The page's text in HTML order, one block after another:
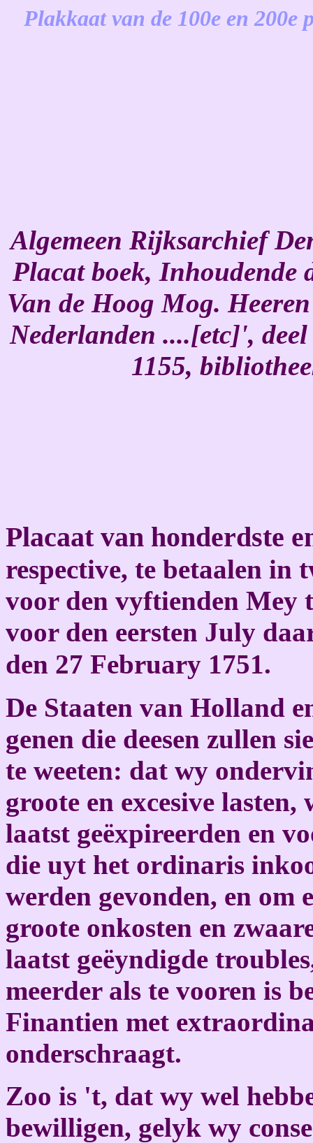
Plakkaat van de 100e en 200e
Algemeen Rijksarchief
Placat boek, Inhoudende
Van de Hoog Mog.
Nederlanden ....[etc]',
1155,
Placaat van honderdste
respective, te betaalen in
voor den vyftienden Mey
voor den eersten July
den 27 February 1751.
De Staaten van Holland
genen die deesen zullen
te weeten: dat wy
groote en excesive
laatst geëxpireerden en
die uyt het ordinaris
werden gevonden, en om
groote onkosten en
laatst geëyndigde
meerder als te vooren is
Finantien met
onderschraagt.
Zoo is 't, dat wy wel
bewilligen, gelyk wy